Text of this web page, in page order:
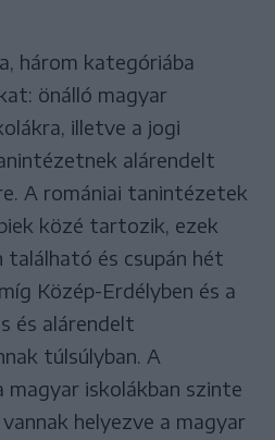
három kategóriába
önálló magyar
illetve a jogi
alárendelt
A romániai tanintézetek
közé tartozik, ezek
található és csupán hét
Közép-Erdélyben és a
és alárendelt
túlsúlyban. A
iskolákban szinte
helyezve a magyar